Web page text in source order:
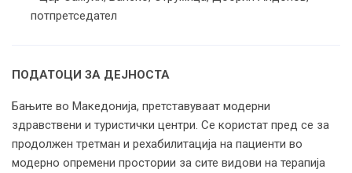
потпретседател
ПОДАТОЦИ ЗА ДЕЈНОСТА
Бањите во Македонија, претставуваат модерни
здравствени и туристички центри. Се користат пред се за
продолжен третман и рехабилитација на пациенти во
модерно опремени простории за сите видови на терапија